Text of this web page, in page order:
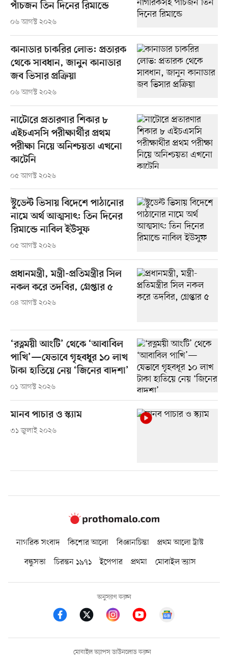
পাঁচজন তিন দিনের রিমান্ডে
০৬ আগস্ট ২০২৬
কানাডার চাকরির লোভ: প্রতারক
থেকে সাবধান, জানুন কানাডার
জব ভিসার প্রক্রিয়া
০৬ আগস্ট ২০২৬
নাটোরে প্রতারণার শিকার ৮
এইচএসসি পরীক্ষার্থীর প্রথম
পরীক্ষা নিয়ে অনিশ্চয়তা এখনো
কাটেনি
০৫ আগস্ট ২০২৬
স্টুডেন্ট ভিসায় বিদেশে পাঠানোর
নামে অর্থ আত্মসাৎ: তিন দিনের
রিমান্ডে নাবিল ইউসুফ
০৫ আগস্ট ২০২৬
প্রধানমন্ত্রী, মন্ত্রী-প্রতিমন্ত্রীর সিল
নকল করে তদবির, গ্রেপ্তার ৫
০৪ আগস্ট ২০২৬
‘রত্নময়ী আংটি’ থেকে ‘আবাবিল
পাখি’—যেভাবে গৃহবধূর ১০ লাখ
টাকা হাতিয়ে নেয় ‘জিনের বাদশা’
০১ আগস্ট ২০২৬
মানব পাচার ও স্ক্যাম
৩১ জুলাই ২০২৬
নাগরিক সংবাদ কিশোর আলো বিজ্ঞানচিন্তা
প্রথম আলো ট্রাস্ট
বন্ধুসভা
চিরন্তন ১৯৭১ ইপেপার প্রথমা মোবাইল ভ্যাস
অনুসরণ করুন
মোবাইল অ্যাপস ডাউনলোড করুন